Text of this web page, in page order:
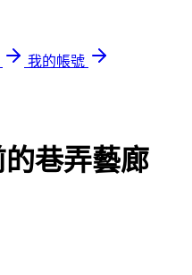
我的帳號
巷弄藝廊